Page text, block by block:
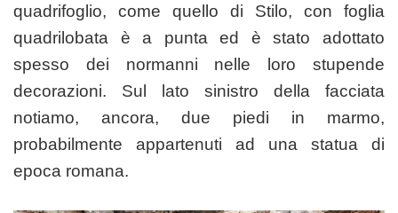
quadrifoglio, come quello di Stilo, con foglia
quadrilobata è a punta ed è stato adottato
spesso dei normanni nelle loro stupende
decorazioni. Sul lato sinistro della facciata
notiamo, ancora, due piedi in marmo,
probabilmente appartenuti ad una statua di
epoca romana.